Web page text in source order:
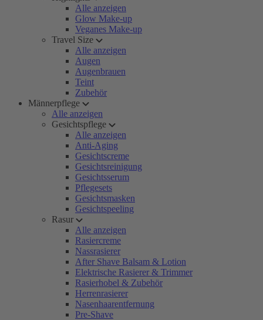
Alle anzeigen
Glow Make-up
Veganes Make-up
Travel Size
Alle anzeigen
Augen
Augenbrauen
Teint
Zubehör
Männerpflege
Alle anzeigen
Gesichtspflege
Alle anzeigen
Anti-Aging
Gesichtscreme
Gesichtsreinigung
Gesichtsserum
Pflegesets
Gesichtsmasken
Gesichtspeeling
Rasur
Alle anzeigen
Rasiercreme
Nassrasierer
After Shave Balsam & Lotion
Elektrische Rasierer & Trimmer
Rasierhobel & Zubehör
Herrenrasierer
Nasenhaarentfernung
Pre-Shave